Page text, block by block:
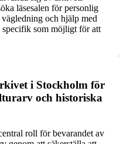
läsesalen för personlig
och hjälp med
som möjligt för att
i Stockholm för
och historiska
roll för bevarandet av